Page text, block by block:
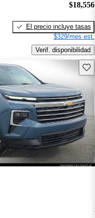
$18,556
El precio incluye tasas
$329/mes est.
Verif. disponibilidad